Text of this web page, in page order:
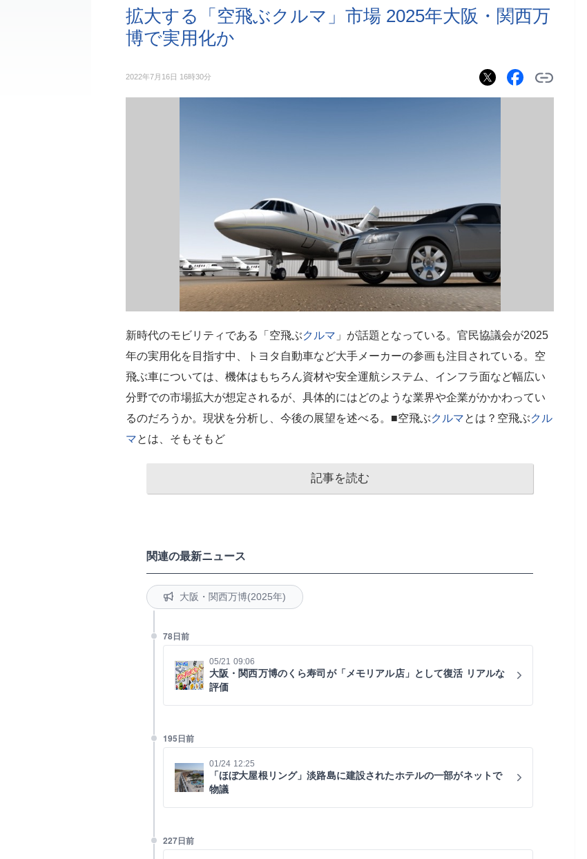
拡大する「空飛ぶクルマ」市場 2025年大阪・関西万
博で実用化か
2022年7月16日 16時30分
新時代のモビリティである「空飛ぶクルマ 」が話題となっている。官民協議会が2025
年の実用化を目指す中、トヨタ自動車など大手メーカーの参画も注目されている。空
飛ぶ車については、機体はもちろん資材や安全運航システム、インフラ面など幅広い
分野での市場拡大が想定されるが、具体的にはどのような業界や企業がかかわってい
るのだろうか。現状を分析し、今後の展望を述べる。■空飛ぶクルマとは？空飛ぶクル
マとは、そもそもど
記事を読む
関連の最新ニュース
大阪・関西万博(2025年)
78日前
05/21 09:06
大阪・関西万博のくら寿司が「メモリアル店」として復活 リアルな
評価
195日前
01/24 12:25
「ほぼ大屋根リング」淡路島に建設されたホテルの一部がネットで
物議
227日前